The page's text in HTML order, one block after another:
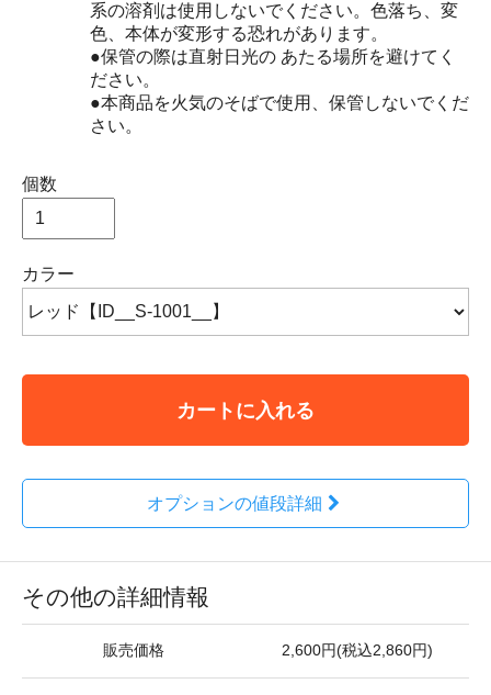
系の溶剤は使用しないでください。色落ち、変
色、本体が変形する恐れがあります。
●保管の際は直射日光の あたる場所を避けてく
ださい。
●本商品を火気のそばで使用、保管しないでくだ
さい。
個数
カラー
カートに入れる
オプションの値段詳細
その他の詳細情報
販売価格 2,600円(税込2,860円)